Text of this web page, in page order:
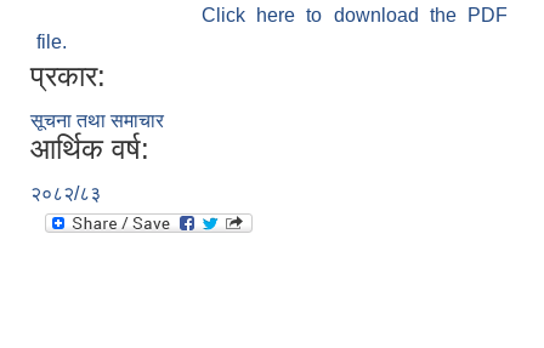
Click here to download the PDF
file.
प्रकार:
सूचना तथा समाचार
आर्थिक वर्ष:
२०८२/८३